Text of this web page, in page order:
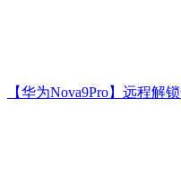
【华为Nova9Pro】远程解